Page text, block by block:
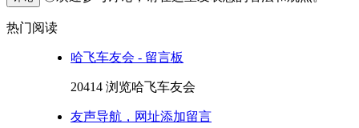
热门阅读
哈飞车友会 - 留言板
20414 浏览哈飞车友会
友声导航，网址添加留言